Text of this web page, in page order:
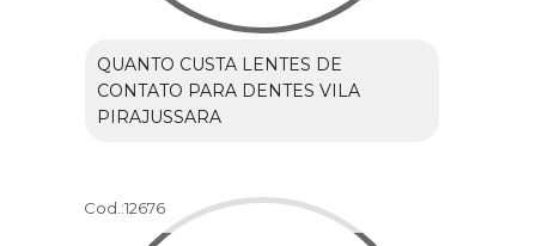
QUANTO CUSTA LENTES DE
CONTATO PARA DENTES VILA
PIRAJUSSARA
Cod.:12676